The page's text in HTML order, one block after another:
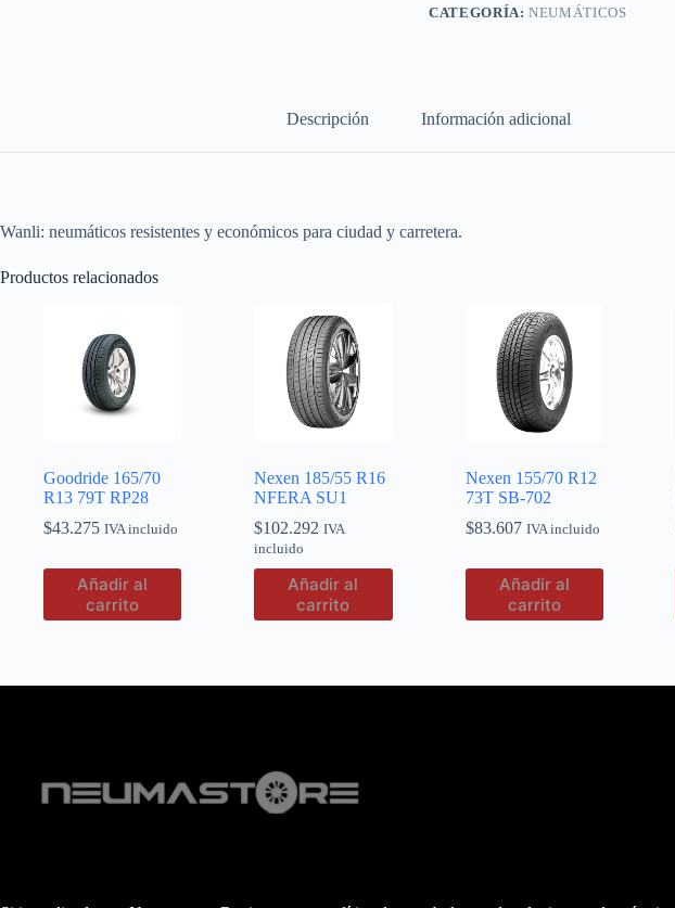
CATEGORÍA:NEUMÁTICOS
Descripción Información adicional
Wanli: neumáticos resistentes y económicos para ciudad y carretera.
Productos relacionados
Goodride 165/70
R13 79T RP28
$43.275 IVA incluido
Añadir al
carrito
Nexen 185/55 R16
NFERA SU1
$102.292 IVA
incluido
Añadir al
carrito
Nexen 155/70 R12
73T SB-702
$83.607 IVA incluido
Añadir al
carrito